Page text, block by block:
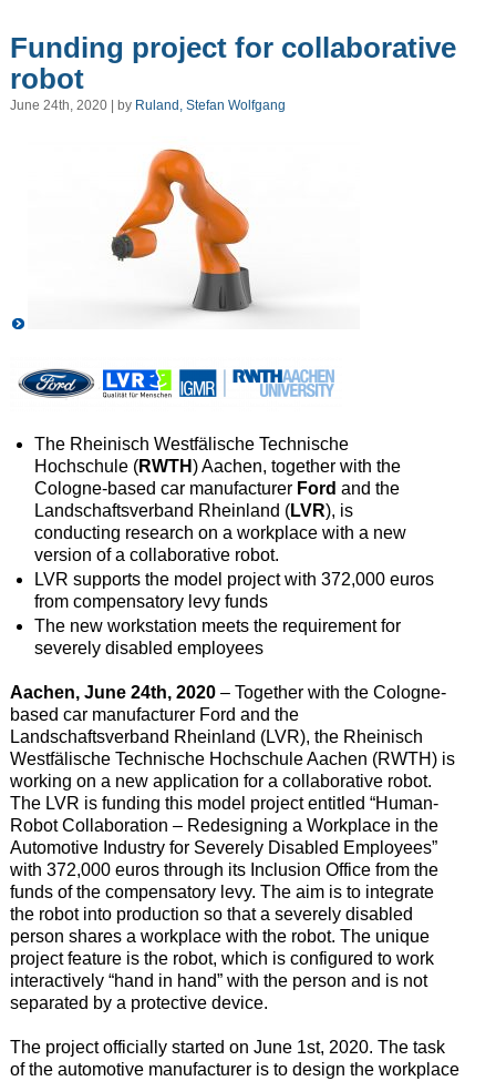
Funding project for collaborative
robot
June 24th, 2020 | by Ruland, Stefan Wolfgang
The Rheinisch Westfälische Technische
Hochschule (RWTH) Aachen, together with the
Cologne-based car manufacturer Ford and the
Landschaftsverband Rheinland (LVR), is
conducting research on a workplace with a new
version of a collaborative robot.
LVR supports the model project with 372,000 euros
from compensatory levy funds
The new workstation meets the requirement for
severely disabled employees
Aachen, June 24th, 2020– Together with the Cologne-
based car manufacturer Ford and the
Landschaftsverband Rheinland (LVR), the Rheinisch
Westfälische Technische Hochschule Aachen (RWTH) is
working on a new application for a collaborative robot.
The LVR is funding this model project entitled “Human-
Robot Collaboration – Redesigning a Workplace in the
Automotive Industry for Severely Disabled Employees”
with 372,000 euros through its Inclusion Office from the
funds of the compensatory levy. The aim is to integrate
the robot into production so that a severely disabled
person shares a workplace with the robot. The unique
project feature is the robot, which is configured to work
interactively “hand in hand” with the person and is not
separated by a protective device.
The project officially started on June 1st, 2020. The task
of the automotive manufacturer is to design the workplace